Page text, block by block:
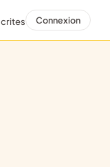
Connexion